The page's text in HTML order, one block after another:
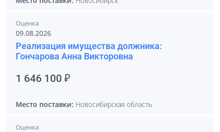
Оценка
09.08.2026
Реализация имущества должника:
Гончарова Анна Викторовна
1 646 100 ₽
Место поставки: Новосибирская область
Оценка